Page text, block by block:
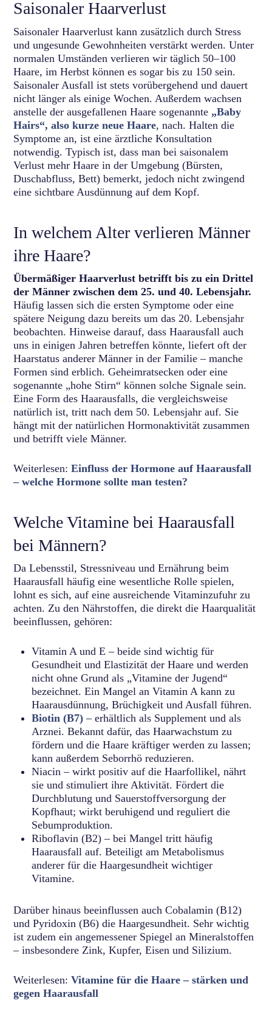
Saisonaler Haarverlust
Saisonaler Haarverlust kann zusätzlich durch Stress
und ungesunde Gewohnheiten verstärkt werden. Unter
normalen Umständen verlieren wir täglich 50–100
Haare, im Herbst können es sogar bis zu 150 sein.
Saisonaler Ausfall ist stets vorübergehend und dauert
nicht länger als einige Wochen. Außerdem wachsen
anstelle der ausgefallenen Haare sogenannte „Baby
Hairs“, also kurze neue Haare, nach. Halten die
Symptome an, ist eine ärztliche Konsultation
notwendig. Typisch ist, dass man bei saisonalem
Verlust mehr Haare in der Umgebung (Bürsten,
Duschabfluss, Bett) bemerkt, jedoch nicht zwingend
eine sichtbare Ausdünnung auf dem Kopf.
In welchem Alter verlieren Männer
ihre Haare?
Übermäßiger Haarverlust betrifft bis zu ein Drittel
der Männer zwischen dem 25. und 40. Lebensjahr.
Häufig lassen sich die ersten Symptome oder eine
spätere Neigung dazu bereits um das 20. Lebensjahr
beobachten. Hinweise darauf, dass Haarausfall auch
uns in einigen Jahren betreffen könnte, liefert oft der
Haarstatus anderer Männer in der Familie – manche
Formen sind erblich. Geheimratsecken oder eine
sogenannte „hohe Stirn“ können solche Signale sein.
Eine Form des Haarausfalls, die vergleichsweise
natürlich ist, tritt nach dem 50. Lebensjahr auf. Sie
hängt mit der natürlichen Hormonaktivität zusammen
und betrifft viele Männer.
Weiterlesen:Einfluss der Hormone auf Haarausfall
– welche Hormone sollte man testen?
Welche Vitamine bei Haarausfall
bei Männern?
Da Lebensstil, Stressniveau und Ernährung beim
Haarausfall häufig eine wesentliche Rolle spielen,
lohnt es sich, auf eine ausreichende Vitaminzufuhr zu
achten. Zu den Nährstoffen, die direkt die Haarqualität
beeinflussen, gehören:
Vitamin A und E – beide sind wichtig für
Gesundheit und Elastizität der Haare und werden
nicht ohne Grund als „Vitamine der Jugend“
bezeichnet. Ein Mangel an Vitamin A kann zu
Haarausdünnung, Brüchigkeit und Ausfall führen.
Biotin (B7) – erhältlich als Supplement und als
Arznei. Bekannt dafür, das Haarwachstum zu
fördern und die Haare kräftiger werden zu lassen;
kann außerdem Seborrhö reduzieren.
Niacin – wirkt positiv auf die Haarfollikel, nährt
sie und stimuliert ihre Aktivität. Fördert die
Durchblutung und Sauerstoffversorgung der
Kopfhaut; wirkt beruhigend und reguliert die
Sebumproduktion.
Riboflavin (B2) – bei Mangel tritt häufig
Haarausfall auf. Beteiligt am Metabolismus
anderer für die Haargesundheit wichtiger
Vitamine.
Darüber hinaus beeinflussen auch Cobalamin (B12)
und Pyridoxin (B6) die Haargesundheit. Sehr wichtig
ist zudem ein angemessener Spiegel an Mineralstoffen
– insbesondere Zink, Kupfer, Eisen und Silizium.
Weiterlesen:Vitamine für die Haare – stärken und
gegen Haarausfall